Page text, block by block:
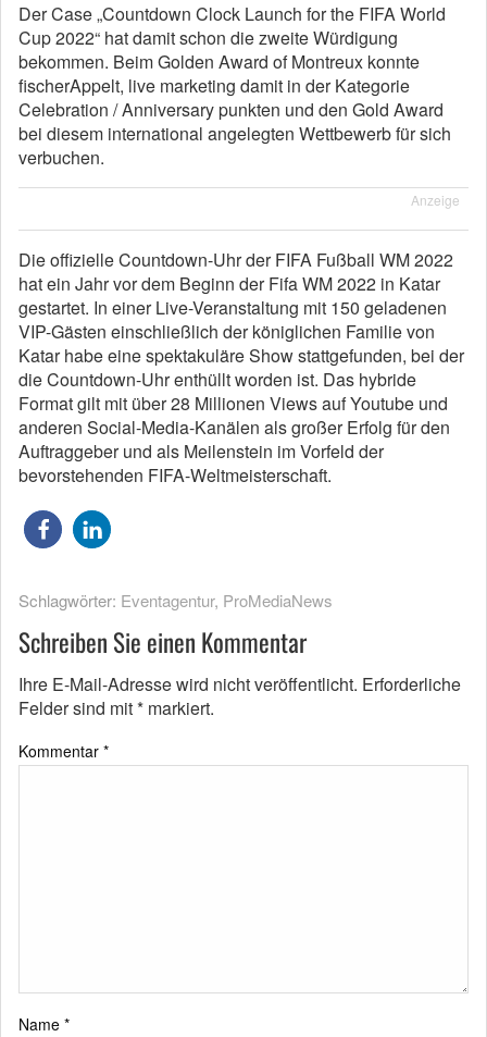
Der Case „Countdown Clock Launch for the FIFA World
Cup 2022“ hat damit schon die zweite Würdigung
bekommen. Beim Golden Award of Montreux konnte
fischerAppelt, live marketing damit in der Kategorie
Celebration / Anniversary punkten und den Gold Award
bei diesem international angelegten Wettbewerb für sich
verbuchen.
Anzeige
Die offizielle Countdown-Uhr der FIFA Fußball WM 2022
hat ein Jahr vor dem Beginn der Fifa WM 2022 in Katar
gestartet. In einer Live-Veranstaltung mit 150 geladenen
VIP-Gästen einschließlich der königlichen Familie von
Katar habe eine spektakuläre Show stattgefunden, bei der
die Countdown-Uhr enthüllt worden ist. Das hybride
Format gilt mit über 28 Millionen Views auf Youtube und
anderen Social-Media-Kanälen als großer Erfolg für den
Auftraggeber und als Meilenstein im Vorfeld der
bevorstehenden FIFA-Weltmeisterschaft.
Schlagwörter: Eventagentur, ProMediaNews
Schreiben Sie einen Kommentar
Ihre E-Mail-Adresse wird nicht veröffentlicht. Erforderliche
Felder sind mit* markiert.
Kommentar *
Name *